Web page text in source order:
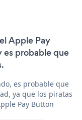
Apple Pay
es probable que
es probable que
ya que los piratas
Pay Button